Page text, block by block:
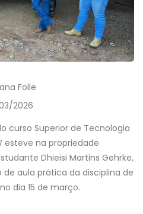
Folle
2026
curso Superior de Tecnologia
esteve na propriedade
Dhieisi Martins Gehrke,
de aula prática da disciplina de
dia 15 de março.